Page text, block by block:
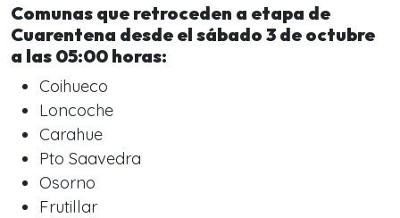
Comunas que retroceden a etapa de
Cuarentena desde el sábado 3 de octubre
a las 05:00 horas:
Coihueco
Loncoche
Carahue
Pto Saavedra
Osorno
Frutillar